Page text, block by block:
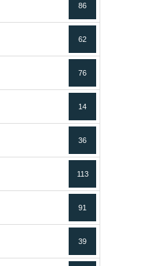
86
62
76
14
36
113
91
39